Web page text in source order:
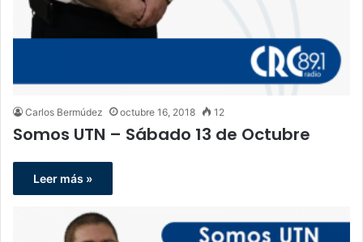
Carlos Bermúdez octubre 16, 2018 12
Somos UTN – Sábado 13 de Octubre
Leer más »